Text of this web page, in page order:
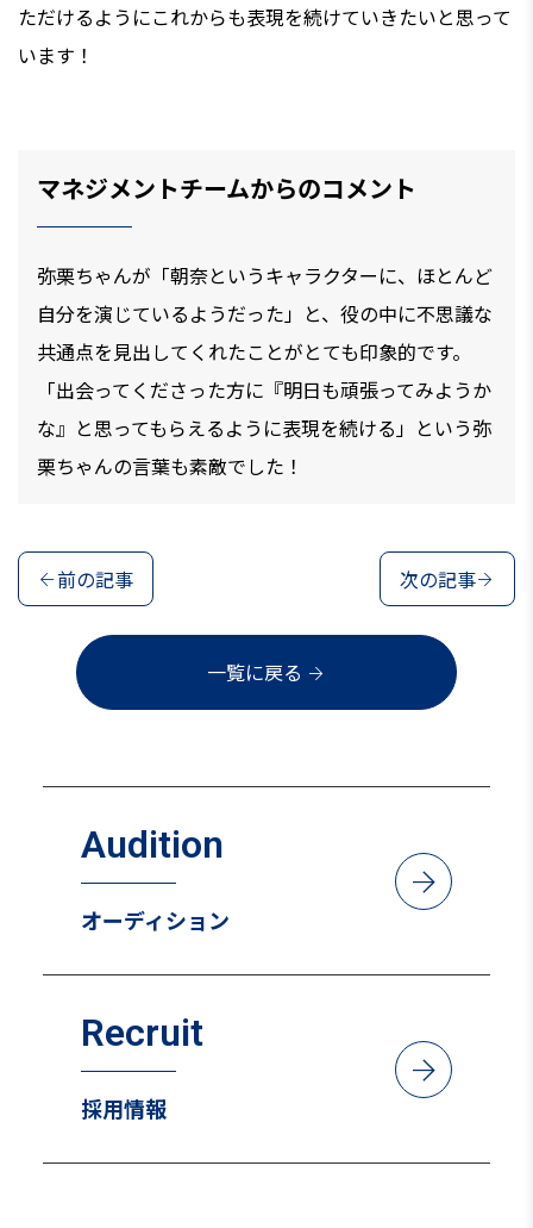
ただけるようにこれからも表現を続けていきたいと思って
います！
マネジメントチームからのコメント
弥栗ちゃんが「朝奈というキャラクターに、ほとんど
自分を演じているようだった」と、役の中に不思議な
共通点を見出してくれたことがとても印象的です。
「出会ってくださった方に『明日も頑張ってみようか
な』と思ってもらえるように表現を続ける」という弥
栗ちゃんの言葉も素敵でした！
前の記事 次の記事
一覧に戻る
Audition
オーディション
arrow_forward
Recruit
採用情報
arrow_forward